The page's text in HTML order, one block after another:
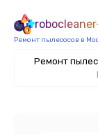
Ремонт пылесосов в
Ремонт